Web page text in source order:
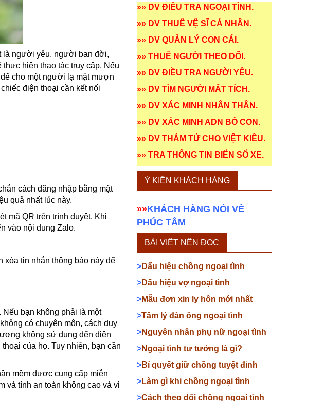
là người yêu, người bạn đời,
hiện thao tác truy cập. Nếu
cho một người lạ mặt mượn
điện thoại cần kết nối
cách đăng nhập bằng mật
quả nhất lúc này.
mã QR trên trình duyệt. Khi
vào nội dung Zalo.
xóa tin nhắn thông báo này để
bạn không phải là một
có chuyên môn, cách duy
không sử dụng đến điện
của họ. Tuy nhiên, bạn cần
mềm được cung cấp miễn
và tính an toàn không cao và vi
»» DV ĐIỀU TRA NGOẠI TÌNH .
»» DV THUÊ VỆ SĨ CÁ NHÂN .
»» DV QUẢN LÝ CON CÁI .
»» THUÊ NGƯỜI THEO DÕI .
»» DV ĐIỀU TRA NGƯỜI YÊU.
»» DV TÌM NGƯỜI MẤT TÍCH .
»» DV XÁC MINH NHÂN THÂN .
»» DV XÁC MINH ADN BỐ CON .
»» DV THÁM TỬ CHO VIỆT KIỀU.
»» TRA THÔNG TIN BIỂN SỐ XE.
Ý KIẾN KHÁCH HÀNG
»»KHÁCH HÀNG NÓI VỀ
PHÚC TÂM
BÀI VIẾT NÊN ĐỌC
>Dấu hiệu chồng ngoại tình
>Dấu hiệu vợ ngoại tình
>Mẫu đơn xin ly hôn mới nhất
>Tâm lý đàn ông ngoại tình
>Nguyên nhân phụ nữ ngoại tình
>Ngoại tình tư tưởng là gì?
>Bí quyết giữ chồng tuyệt đỉnh
>Làm gì khi chồng ngoại tình
>Cách theo dõi chồng ngoại tình